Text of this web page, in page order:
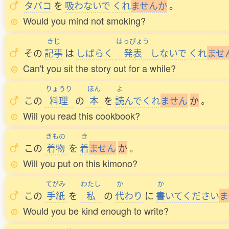
タバコ を 吸わないで くれませんか。
Would you mind not smoking?
その
きじ
記事 は しばらく
はっぴょう
発表 しないで くれませ
Can't you sit the story out for a while?
この
りょうり
料理 の
ほん
本 を
よ
読んでくれません か。
Will you read this cookbook?
この
きもの
着物 を
き
着ません か。
Will you put on this kimono?
この
てがみ
手紙 を
わたし
私 の
か
代わり に
か
書いてくださいま
Would you be kind enough to write?